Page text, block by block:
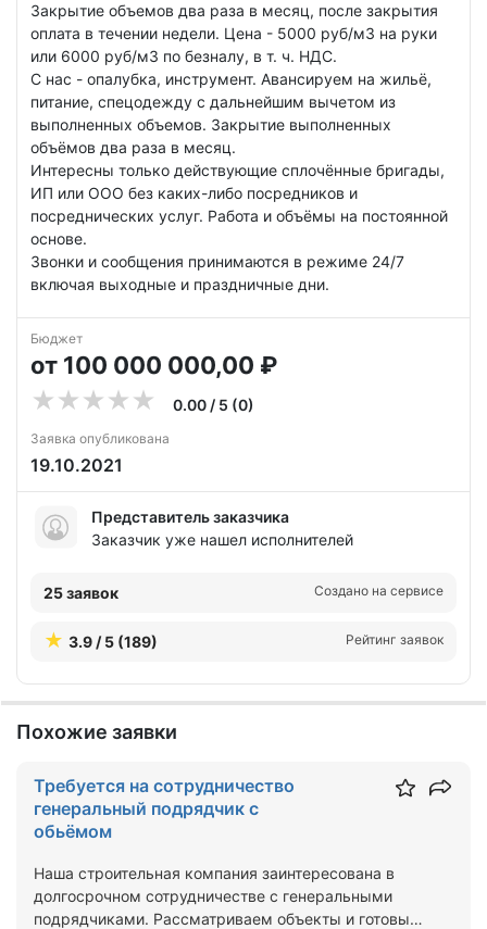
Закрытие объемов два раза в месяц, после закрытия
оплата в течении недели. Цена - 5000 руб/м3 на руки
или 6000 руб/м3 по безналу, в т. ч. НДС.
С нас - опалубка, инструмент. Авансируем на жильё,
питание, спецодежду с дальнейшим вычетом из
выполненных объемов. Закрытие выполненных
объёмов два раза в месяц.
Интересны только действующие сплочённые бригады,
ИП или ООО без каких-либо посредников и
посреднических услуг. Работа и объёмы на постоянной
основе.
Звонки и сообщения принимаются в режиме 24/7
включая выходные и праздничные дни.
Бюджет
от 100 000 000,00 ₽
0.00 / 5 (0)
Заявка опубликована
19.10.2021
Представитель заказчика
Заказчик уже нашел исполнителей
25 заявок Создано на сервисе
3.9 / 5 (189) Рейтинг заявок
Похожие заявки
Требуется на сотрудничество
генеральный подрядчик с
обьёмом
Наша строительная компания заинтересована в
долгосрочном сотрудничестве с генеральными
подрядчиками. Рассматриваем объекты и готовы